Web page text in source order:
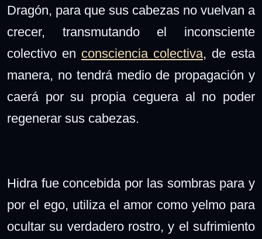
Dragón, para que sus cabezas no vuelvan a
crecer, transmutando el inconsciente
colectivo en consciencia colectiva, de esta
manera, no tendrá medio de propagación y
caerá por su propia ceguera al no poder
regenerar sus cabezas.
Hidra fue concebida por las sombras para y
por el ego, utiliza el amor como yelmo para
ocultar su verdadero rostro, y el sufrimiento